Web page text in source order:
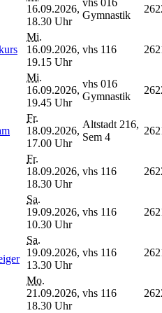
16.09.2026,
18.30 Uhr
vhs 016
Gymnastik
Mi.
16.09.2026,
19.15 Uhr
vhs 116
Mi.
16.09.2026,
19.45 Uhr
vhs 016
Gymnastik
Fr.
18.09.2026,
17.00 Uhr
Altstadt 216,
Sem 4
Fr.
18.09.2026,
18.30 Uhr
vhs 116
Sa.
19.09.2026,
10.30 Uhr
vhs 116
Sa.
19.09.2026,
13.30 Uhr
vhs 116
Mo.
21.09.2026,
18.30 Uhr
vhs 116